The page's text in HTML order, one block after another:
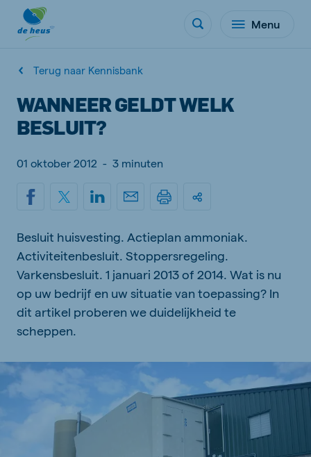
Menu
Terug naar Kennisbank
WANNEER GELDT WELK
BESLUIT?
01 oktober 2012 - 3 minuten
Besluit huisvesting. Actieplan ammoniak.
Activiteitenbesluit. Stoppersregeling.
Varkensbesluit. 1 januari 2013 of 2014. Wat is nu
op uw bedrijf en uw situatie van toepassing? In
dit artikel proberen we duidelijkheid te
scheppen.